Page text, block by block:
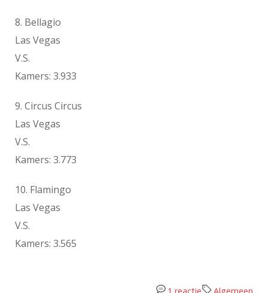
8. Bellagio
Las Vegas
V.S.
Kamers: 3.933
9. Circus Circus
Las Vegas
V.S.
Kamers: 3.773
10. Flamingo
Las Vegas
V.S.
Kamers: 3.565